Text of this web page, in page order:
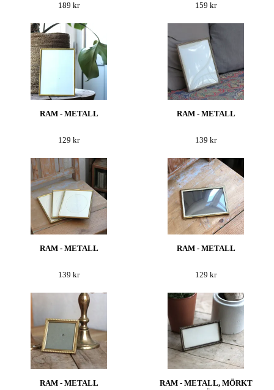
189 kr 159 kr
RAM - METALL
129 kr
RAM - METALL
139 kr
RAM - METALL
139 kr
RAM - METALL
129 kr
RAM - METALL
RAM - METALL, MÖRKT